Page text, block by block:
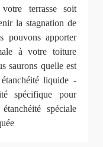
terrasse soit
la stagnation de
pouvons apporter
à votre toiture
saurons quelle est
liquide -
spécifique pour
spéciale